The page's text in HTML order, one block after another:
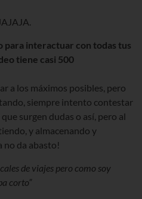
para interactuar con todas tus
tiene casi 500
a los máximos posibles, pero
siempre intento contestar
surgen dudas o así, pero al
y almacenando y
no da abasto!
de viajes pero como soy
corto”